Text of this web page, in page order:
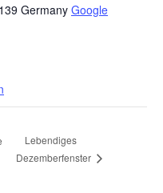
Germany Google
Lebendiges
Dezemberfenster